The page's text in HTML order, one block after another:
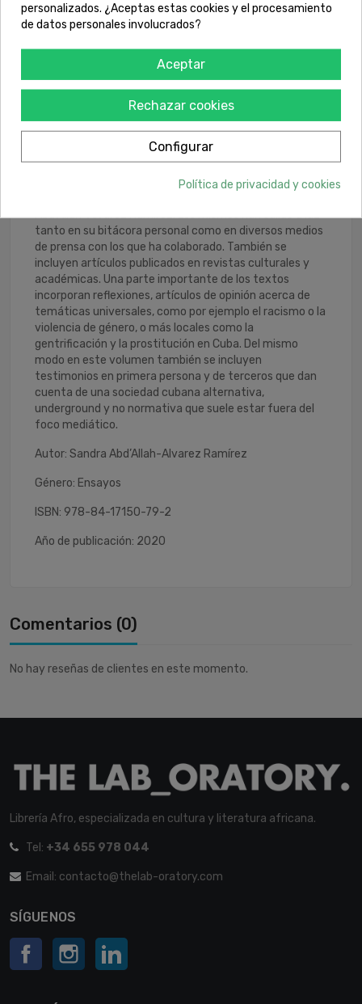
Pago seguro con tarjeta
DESCRIPCIÓN
Negra cubana tenía que ser es una selección de textos
Abd’Allah-Álvarez Ramírez. Los mismos han salido a luz
tanto en su bitácora personal como en diversos medios
de prensa con los que ha colaborado. También se
incluyen artículos publicados en revistas culturales y
académicas. Una parte importante de los textos
incorporan reflexiones, artículos de opinión acerca de
temáticas universales, como por ejemplo el racismo o la
violencia de género, o más locales como la
gentrificación y la prostitución en Cuba. Del mismo
modo en este volumen también se incluyen
testimonios en primera persona y de terceros que dan
cuenta de una sociedad cubana alternativa,
underground y no normativa que suele estar fuera del
foco mediático.
Autor: Sandra Abd’Allah-Alvarez Ramírez
Género: Ensayos
ISBN: 978-84-17150-79-2
Año de publicación: 2020
Comentarios (0)
No hay reseñas de clientes en este momento.
Librería Afro, especializada en cultura y literatura africana.
Tel: +34 655 978 044
Email: contacto@thelab-oratory.com
SÍGUENOS
Facebook Instagram
personalizados. ¿Aceptas estas cookies y el procesamiento
de datos personales involucrados?
Aceptar
Rechazar cookies
Configurar
Política de privacidad y cookies